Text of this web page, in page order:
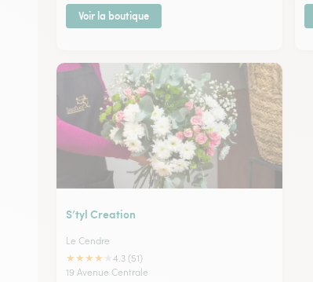
Voir la boutique
S’tyl Creation
Le Cendre
★★★★
4.3 (51)
19 Avenue Centrale